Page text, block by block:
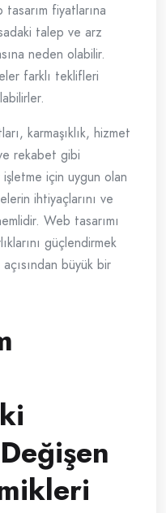
fiyatlarına
talep ve arz
neden olabilir.
farklı teklifleri
karmaşıklık, hizmet
rekabet gibi
için uygun olan
ihtiyaçlarını ve
Web tasarımı
güçlendirmek
büyük bir